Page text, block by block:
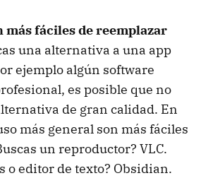
más fáciles de reemplazar
una alternativa a una app
ejemplo algún software
es posible que no
de gran calidad. En
más general son más fáciles
un reproductor? VLC.
o editor de texto? Obsidian.